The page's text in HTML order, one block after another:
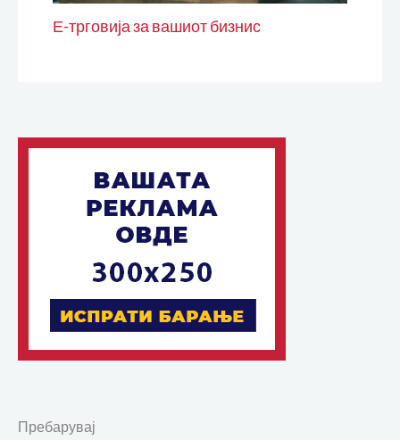
Е-трговија за вашиот бизнис
Пребарувај